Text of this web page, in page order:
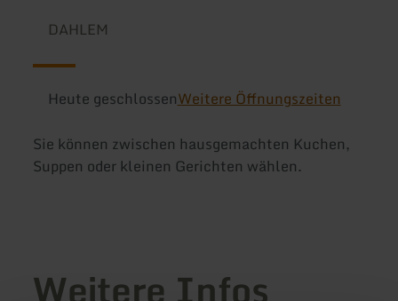
DAHLEM
Heute geschlossenWeitere Öffnungszeiten
Sie können zwischen hausgemachten Kuchen,
Suppen oder kleinen Gerichten wählen.
Weitere Infos